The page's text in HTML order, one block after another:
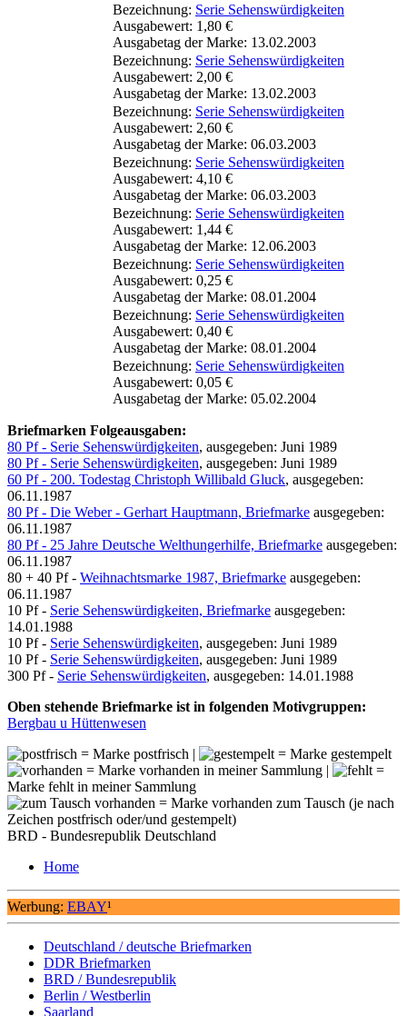
Bezeichnung: Serie Sehenswürdigkeiten
Ausgabewert: 1,80 €
Ausgabetag der Marke: 13.02.2003
Bezeichnung: Serie Sehenswürdigkeiten
Ausgabewert: 2,00 €
Ausgabetag der Marke: 13.02.2003
Bezeichnung: Serie Sehenswürdigkeiten
Ausgabewert: 2,60 €
Ausgabetag der Marke: 06.03.2003
Bezeichnung: Serie Sehenswürdigkeiten
Ausgabewert: 4,10 €
Ausgabetag der Marke: 06.03.2003
Bezeichnung: Serie Sehenswürdigkeiten
Ausgabewert: 1,44 €
Ausgabetag der Marke: 12.06.2003
Bezeichnung: Serie Sehenswürdigkeiten
Ausgabewert: 0,25 €
Ausgabetag der Marke: 08.01.2004
Bezeichnung: Serie Sehenswürdigkeiten
Ausgabewert: 0,40 €
Ausgabetag der Marke: 08.01.2004
Bezeichnung: Serie Sehenswürdigkeiten
Ausgabewert: 0,05 €
Ausgabetag der Marke: 05.02.2004
Briefmarken Folgeausgaben:
80 Pf - Serie Sehenswürdigkeiten, ausgegeben: Juni 1989
80 Pf - Serie Sehenswürdigkeiten, ausgegeben: Juni 1989
60 Pf - 200. Todestag Christoph Willibald Gluck, ausgegeben:
06.11.1987
80 Pf - Die Weber - Gerhart Hauptmann, Briefmarke ausgegeben:
06.11.1987
80 Pf - 25 Jahre Deutsche Welthungerhilfe, Briefmarke ausgegeben:
06.11.1987
80 + 40 Pf - Weihnachtsmarke 1987, Briefmarke ausgegeben:
06.11.1987
10 Pf - Serie Sehenswürdigkeiten, Briefmarke ausgegeben:
14.01.1988
10 Pf - Serie Sehenswürdigkeiten, ausgegeben: Juni 1989
10 Pf - Serie Sehenswürdigkeiten, ausgegeben: Juni 1989
300 Pf - Serie Sehenswürdigkeiten, ausgegeben: 14.01.1988
Oben stehende Briefmarke ist in folgenden Motivgruppen:
Bergbau u Hüttenwesen
= Marke postfrisch |
= Marke gestempelt
= Marke vorhanden in meiner Sammlung |
=
Marke fehlt in meiner Sammlung
= Marke vorhanden zum Tausch (je nach
Zeichen postfrisch oder/und gestempelt)
BRD - Bundesrepublik Deutschland
Home
Werbung: EBAY¹
Deutschland / deutsche Briefmarken
DDR Briefmarken
BRD / Bundesrepublik
Berlin / Westberlin
Saarland